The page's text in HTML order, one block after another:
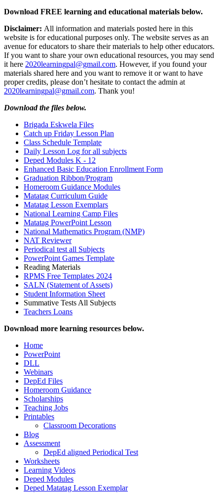
Download FREE learning and educational materials below.
Disclaimer: All information and materials posted here in this
website is for educational purposes only. The website serves as an
avenue for educators to share their materials to help other educators.
If you want to share your own educational resources, you may send
it here 2020learningpal@gmail.com. However, if you found your
materials shared here and you want to remove it or want to have
proper credits, please don’t hesitate to contact the admin at
2020learningpal@gmail.com. Thank you!
Download the files below.
Brigada Eskwela Files
Catch up Friday Lesson Plan
Class Schedule Template
Daily Lesson Log for all subjects
Deped Modules K - 12
Enhanced Basic Education Enrollment Form
Graduation Ribbon/Program
Homeroom Guidance Modules
Matatag Curriculum Guide
Matatag Lesson Exemplars
National Learning Camp Files
Matatag PowerPoint Lesson
National Mathematics Program (NMP)
NAT Reviewer
Periodical test all Subjects
PowerPoint Games Template
Reading Materials
RPMS Free Templates 2024
SALN (Statement of Assets)
Student Information Sheet
Summative Tests All Subjects
Teachers Loans
Download more learning resources below.
Home
PowerPoint
DLL
Webinars
DepEd Files
Homeroom Guidance
Scholarships
Teaching Jobs
Printables
Classroom Decorations
Blog
Assessment
DepEd aligned Periodical Test
Worksheets
Learning Videos
Deped Modules
Deped Matatag Lesson Exemplar